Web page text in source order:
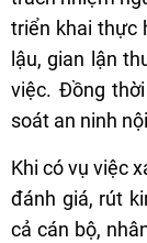
triển khai thực
lậu, gian lận
việc. Đồng
soát an ninh
Khi có vụ việc
đánh giá, rút
cả cán bộ,